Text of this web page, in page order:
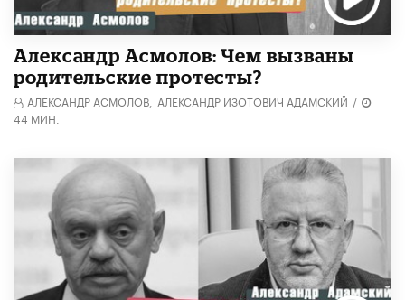
Александр Асмолов: Чем вызваны
родительские протесты?
АЛЕКСАНДР АСМОЛОВ, АЛЕКСАНДР ИЗОТОВИЧ АДАМСКИЙ /
44 МИН.